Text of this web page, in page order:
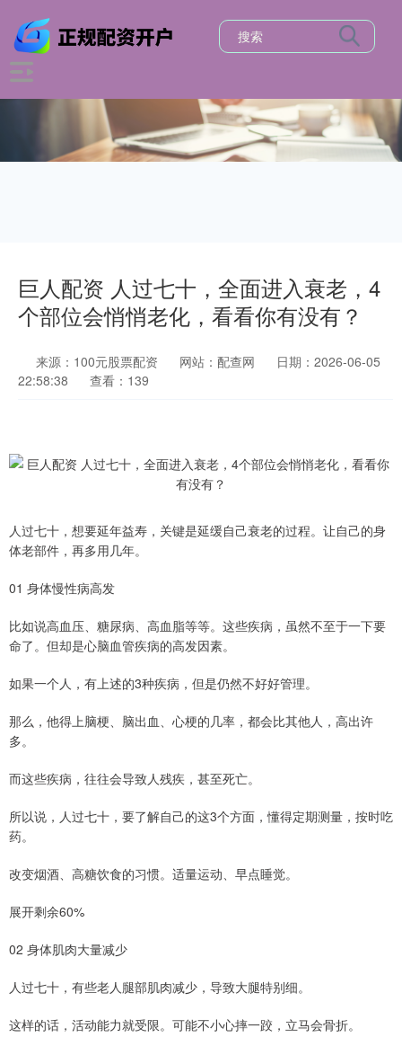
巨人配资 人过七十，全面进入衰老，4
个部位会悄悄老化，看看你有没有？
来源：100元股票配资 网站：配查网
日期：2026-06-05
22:58:38
查看：139
人过七十，想要延年益寿，关键是延缓自己衰老的过程。让自己的身
体老部件，再多用几年。
01 身体慢性病高发
比如说高血压、糖尿病、高血脂等等。这些疾病，虽然不至于一下要
命了。但却是心脑血管疾病的高发因素。
如果一个人，有上述的3种疾病，但是仍然不好好管理。
那么，他得上脑梗、脑出血、心梗的几率，都会比其他人，高出许
多。
而这些疾病，往往会导致人残疾，甚至死亡。
所以说，人过七十，要了解自己的这3个方面，懂得定期测量，按时吃
药。
改变烟酒、高糖饮食的习惯。适量运动、早点睡觉。
展开剩余60%
02 身体肌肉大量减少
人过七十，有些老人腿部肌肉减少，导致大腿特别细。
这样的话，活动能力就受限。可能不小心摔一跤，立马会骨折。